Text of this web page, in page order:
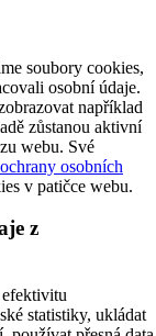
soubory cookies,
osobní údaje.
například
zůstanou aktivní
webu. Své
osobních
v patičce webu.
z
statistiky, ukládat